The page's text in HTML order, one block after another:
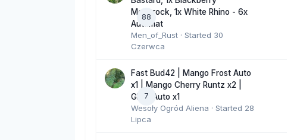
88
Moonrock, 1x White Rhino - 6x
Automat
Men_of_Rust · Started 30
Czerwca
7
Fast Bud42 | Mango Frost Auto
x1 | Mango Cherry Runtz x2 |
GMO Auto x1
Wesoły Ogród Aliena · Started 28
Lipca